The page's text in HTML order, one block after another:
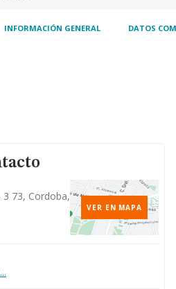
INFORMACIÓN GENERAL DATOS
3 73, Cordoba,
VER EN MAPA